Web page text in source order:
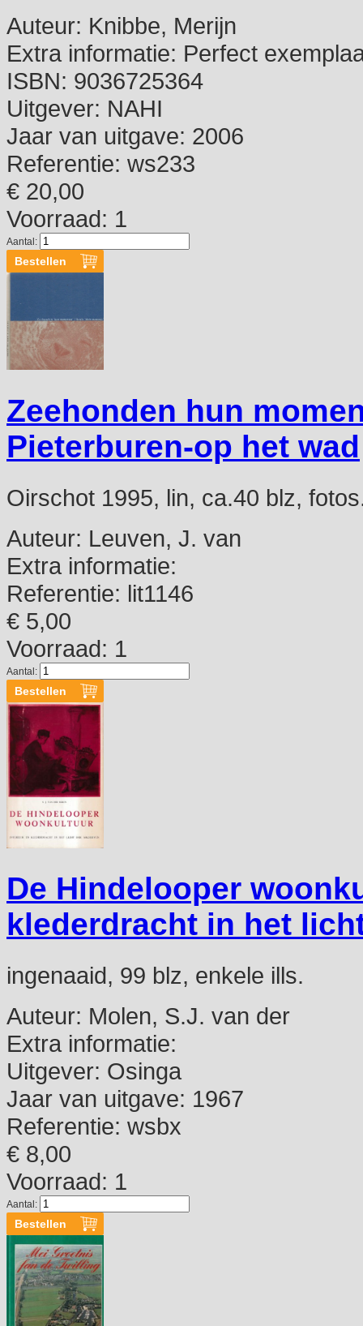
Auteur: Knibbe, Merijn
Extra informatie: Perfect
ISBN: 9036725364
Uitgever: NAHI
Jaar van uitgave: 2006
Referentie: ws233
€ 20,00
Voorraad: 1
Aantal:
Zeehonden hun
Pieterburen-op het wad
Oirschot 1995, lin, ca.40 blz,
Auteur: Leuven, J. van
Extra informatie:
Referentie: lit1146
€ 5,00
Voorraad: 1
Aantal:
De Hindelooper
klederdracht in het
ingenaaid, 99 blz, enkele ills.
Auteur: Molen, S.J. van der
Extra informatie:
Uitgever: Osinga
Jaar van uitgave: 1967
Referentie: wsbx
€ 8,00
Voorraad: 1
Aantal: